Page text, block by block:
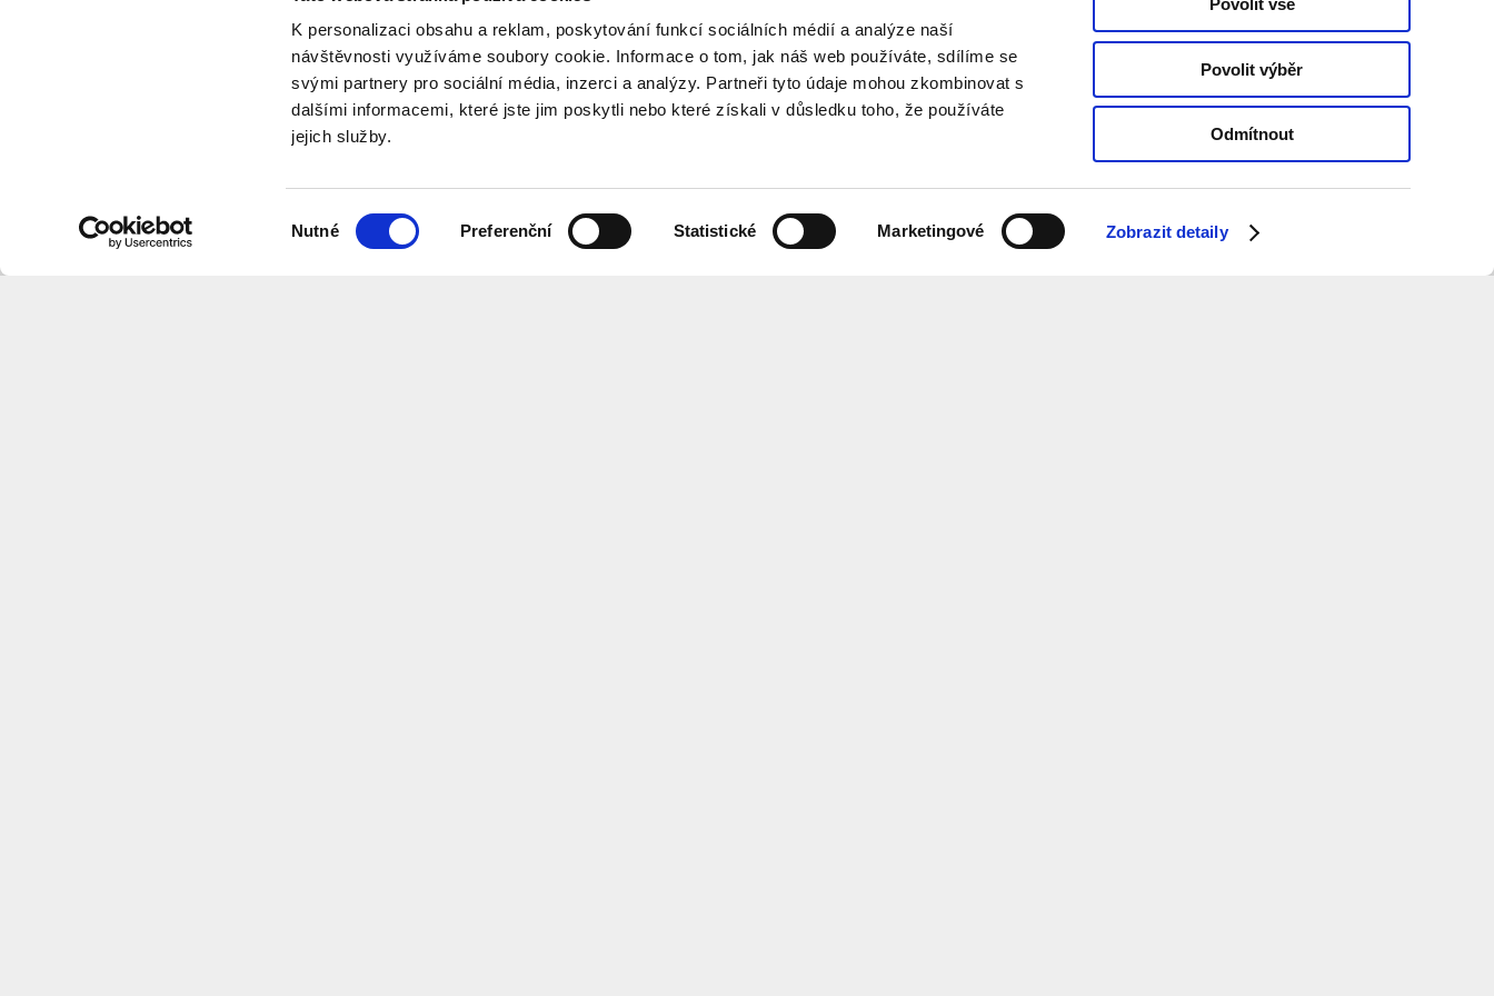
K personalizaci obsahu a reklam, poskytování funkcí sociálních médií a analýze naší
návštěvnosti využíváme soubory cookie. Informace o tom, jak náš web používáte, sdílíme se
svými partnery pro sociální média, inzerci a analýzy. Partneři tyto údaje mohou zkombinovat s
dalšími informacemi, které jste jim poskytli nebo které získali v důsledku toho, že používáte
jejich služby.
Nutné Preferenční Statistické Marketingové Zobrazit detaily
Povolit vše
Povolit výběr
Odmítnout
program